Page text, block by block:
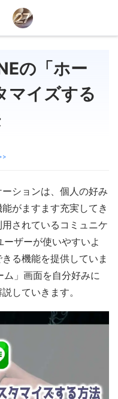
の「ホー
マイズする
ションは、個人の好み
がますます充実してき
されているコミュニケ
ザーが使いやすいよ
る機能を提供していま
」画面を自分好みに
していきます。